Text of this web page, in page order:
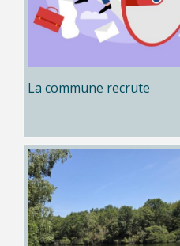
La commune recrute